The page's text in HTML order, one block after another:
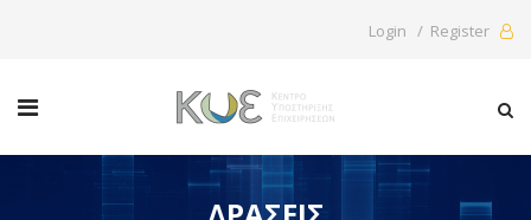
Login / Register